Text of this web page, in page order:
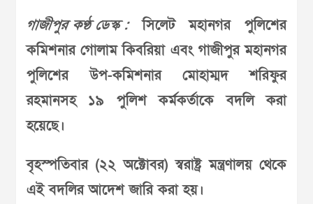
গাজীপুর কণ্ঠ ডেস্ক :সিলেট মহানগর পুলিশের
কমিশনার গোলাম কিবরিয়া এবং গাজীপুর মহানগর
পুলিশের উপ-কমিশনার মোহাম্মদ শরিফুর
রহমানসহ ১৯ পুলিশ কর্মকর্তাকে বদলি করা
হয়েছে।
বৃহস্পতিবার (২২ অক্টোবর) স্বরাষ্ট্র মন্ত্রণালয় থেকে
এই বদলির আদেশ জারি করা হয়।